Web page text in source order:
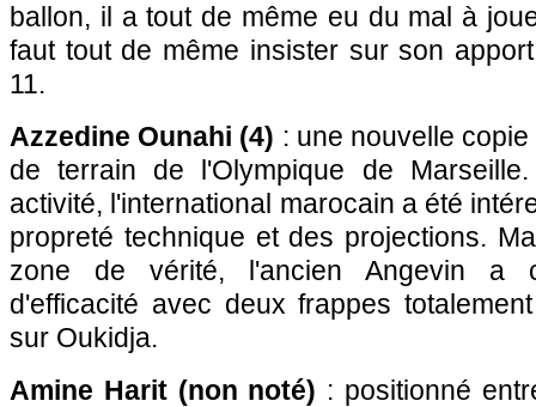
ballon, il a tout de même eu du mal à
faut tout de même insister sur son
11.
Azzedine Ounahi (4) : une nouvelle
de terrain de l'Olympique de
activité, l'international marocain a été
propreté technique et des projections.
zone de vérité, l'ancien Angevin a
d'efficacité avec deux frappes
sur Oukidja.
Amine Harit (non noté) : positionné